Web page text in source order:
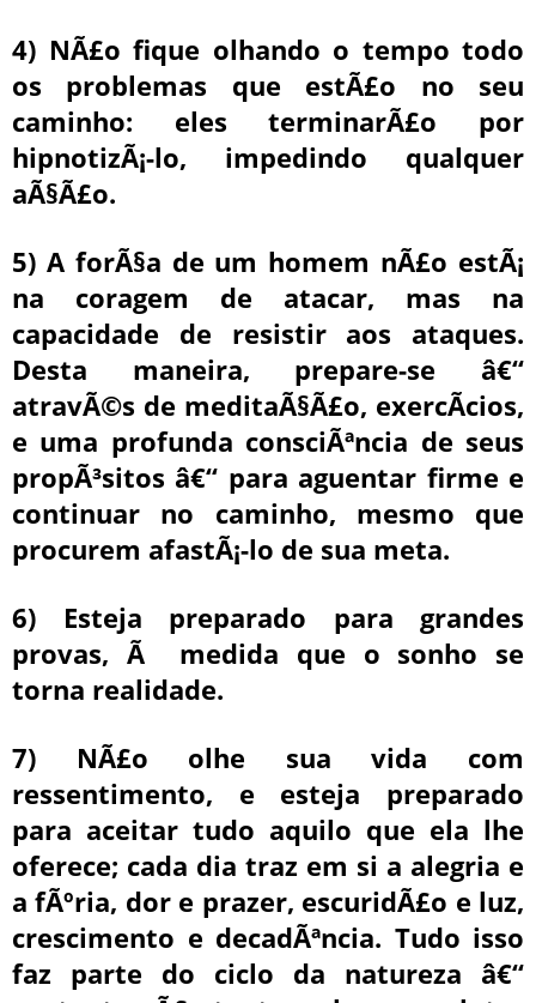
4) NÃ£o fique olhando o tempo todo
os problemas que estÃ£o no seu
caminho: eles terminarÃ£o por
hipnotizÃ¡-lo, impedindo qualquer
aÃ§Ã£o.
5) A forÃ§a de um homem nÃ£o estÃ¡
na coragem de atacar, mas na
capacidade de resistir aos ataques.
Desta maneira, prepare-se â€“
atravÃ©s de meditaÃ§Ã£o, exercÃ­cios,
e uma profunda consciÃªncia de seus
propÃ³sitos â€“ para aguentar firme e
continuar no caminho, mesmo que
procurem afastÃ¡-lo de sua meta.
6) Esteja preparado para grandes
provas, Ã medida que o sonho se
torna realidade.
7) NÃ£o olhe sua vida com
ressentimento, e esteja preparado
para aceitar tudo aquilo que ela lhe
oferece; cada dia traz em si a alegria e
a fÃºria, dor e prazer, escuridÃ£o e luz,
crescimento e decadÃªncia. Tudo isso
faz parte do ciclo da natureza â€“